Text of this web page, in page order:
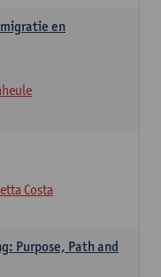
en
Costa
Purpose, Path and